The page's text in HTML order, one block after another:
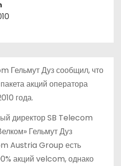
Гельмут Дуз сообщил, что
акций оператора
года.
директор SB Telecom
Гельмут Дуз
Austria Group есть
акций velcom, однако